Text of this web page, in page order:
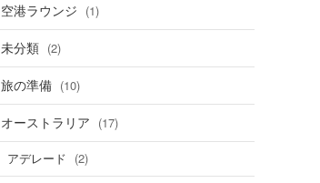
空港ラウンジ (1)
未分類 (2)
旅の準備 (10)
オーストラリア (17)
アデレード (2)